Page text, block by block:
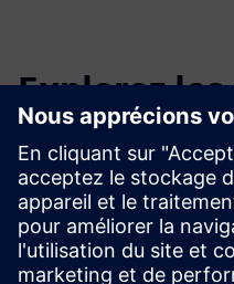
Explorez
les produits
supplémentaires